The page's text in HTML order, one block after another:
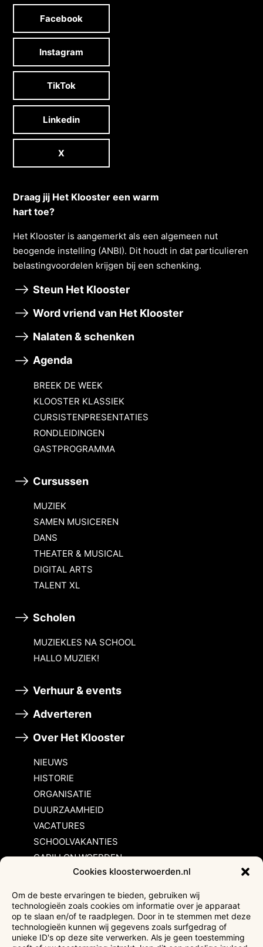
Cookies kloosterwoerden.nl
Om de beste ervaringen te bieden, gebruiken wij
technologieën zoals cookies om informatie over je apparaat
op te slaan en/of te raadplegen. Door in te stemmen met deze
technologieën kunnen wij gegevens zoals surfgedrag of
unieke ID's op deze site verwerken. Als je geen toestemming
Facebook
Instagram
TikTok
Linkedin
X
Draag jij Het Klooster een warm
hart toe?
Het Klooster is aangemerkt als een algemeen nut
beogende instelling (ANBI). Dit houdt in dat particulieren
belastingvoordelen krĳgen bĳ een schenking.
Steun Het Klooster
Word vriend van Het Klooster
Nalaten & schenken
Agenda
BREEK DE WEEK
KLOOSTER KLASSIEK
CURSISTENPRESENTATIES
RONDLEIDINGEN
GASTPROGRAMMA
Cursussen
MUZIEK
SAMEN MUSICEREN
DANS
THEATER & MUSICAL
DIGITAL ARTS
TALENT XL
Scholen
MUZIEKLES NA SCHOOL
HALLO MUZIEK!
Verhuur & events
Adverteren
Over Het Klooster
NIEUWS
HISTORIE
ORGANISATIE
DUURZAAMHEID
VACATURES
SCHOOLVAKANTIES
CARILLON WOERDEN
Inschrijvingsvoorwaarden
Bezoekersvoorwaarden
Huurvoorwaarden
Privacyverklaring